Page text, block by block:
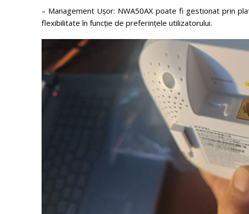
– Management Ușor: NWA50AX poate fi gestionat prin
flexibilitate în funcție de preferințele utilizatorului.